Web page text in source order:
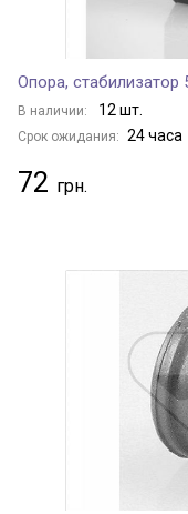
Опора, стабилизатор
В наличии: 12 шт.
Срок ожидания: 24 часа
72